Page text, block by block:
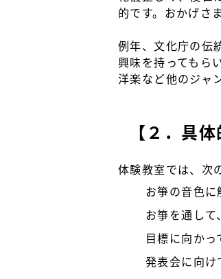
的です。おかげさ
例年、文化庁の伝
興味を持ってもら
洋楽など他のジャ
【２．具
体験教室では、次
お箏の音色
お箏を通し
目標に向か
発表会に向